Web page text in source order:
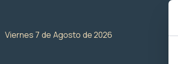
Viernes 7 de Agosto de 2026